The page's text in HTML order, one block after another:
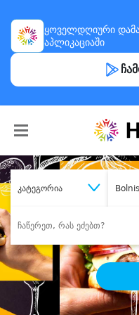
ყოველდღიური
აპლიკაციაში
კატეგორია
შეიძინე